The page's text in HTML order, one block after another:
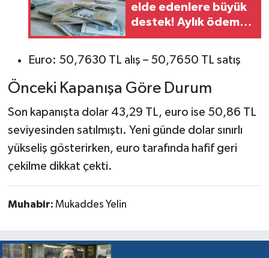
elde edenlere büyük
destek! Aylık ödeme
için başvuru tarihi
Euro: 50,7630 TL alış – 50,7650 TL satış
Önceki Kapanışa Göre Durum
Son kapanışta dolar 43,29 TL, euro ise 50,86 TL
seviyesinden satılmıştı. Yeni günde dolar sınırlı
yükseliş gösterirken, euro tarafında hafif geri
çekilme dikkat çekti.
Muhabir: Mukaddes Yelin